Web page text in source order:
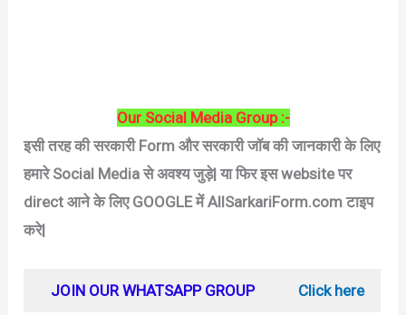
Our Social Media Group :-
इसी तरह की सरकारी Form और सरकारी जॉब की जानकारी के लिए
हमारे Social Media से अवश्य जुड़े| या फिर इस website पर
direct आने के लिए GOOGLE में AllSarkariForm.com टाइप
करे|
JOIN OUR WHATSAPP GROUP Click here